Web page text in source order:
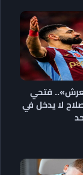
فتحي
لا يدخل في